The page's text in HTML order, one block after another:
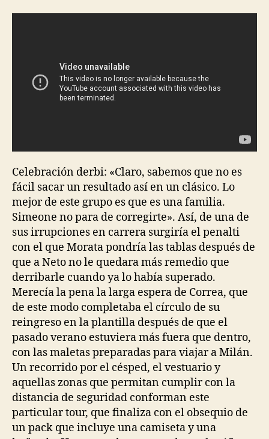
Celebración derbi: «Claro, sabemos que no es
fácil sacar un resultado así en un clásico. Lo
mejor de este grupo es que es una familia.
Simeone no para de corregirte». Así, de una de
sus irrupciones en carrera surgiría el penalti
con el que Morata pondría las tablas después de
que a Neto no le quedara más remedio que
derribarle cuando ya lo había superado.
Merecía la pena la larga espera de Correa, que
de este modo completaba el círculo de su
reingreso en la plantilla después de que el
pasado verano estuviera más fuera que dentro,
con las maletas preparadas para viajar a Milán.
Un recorrido por el césped, el vestuario y
aquellas zonas que permitan cumplir con la
distancia de seguridad conforman este
particular tour, que finaliza con el obsequio de
un pack que incluye una camiseta y una